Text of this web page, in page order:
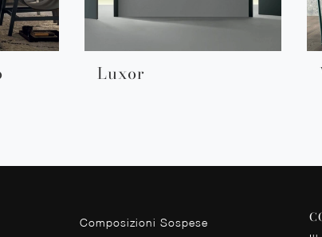
Luxor
Composizioni Sospese